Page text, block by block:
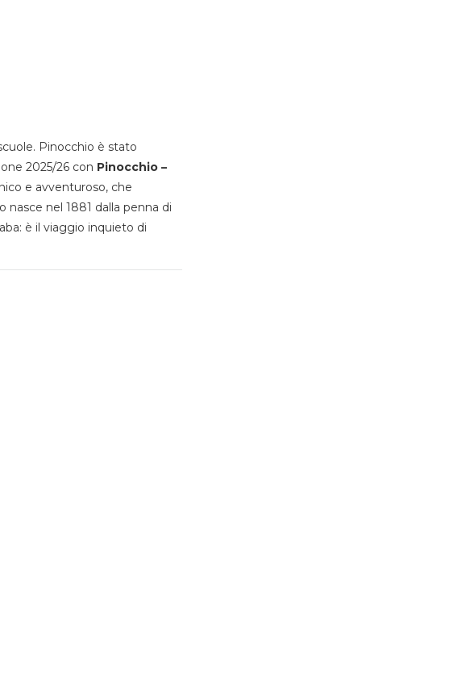
Pinocchio è stato
2025/26 con Pinocchio –
e avventuroso, che
nel 1881 dalla penna di
è il viaggio inquieto di